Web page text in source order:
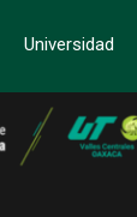
Universidad